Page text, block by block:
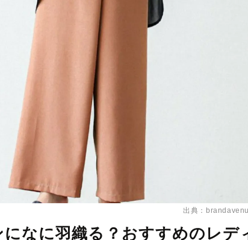
出典：
なに羽織る？おすすめのレデ